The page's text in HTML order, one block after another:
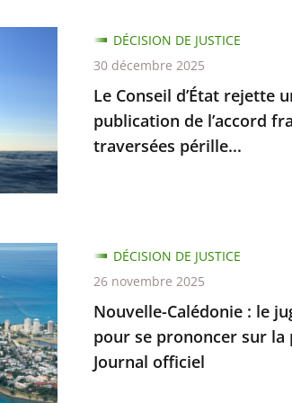
Le Conseil d’État rejette
publication de l’accord
traversées pérille...
DÉCISION DE JUSTICE
30 décembre 2025
Nouvelle-Calédonie : le
pour se prononcer sur la
Journal officiel
DÉCISION DE JUSTICE
26 novembre 2025